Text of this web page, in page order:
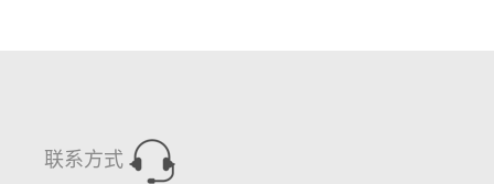
联系方式